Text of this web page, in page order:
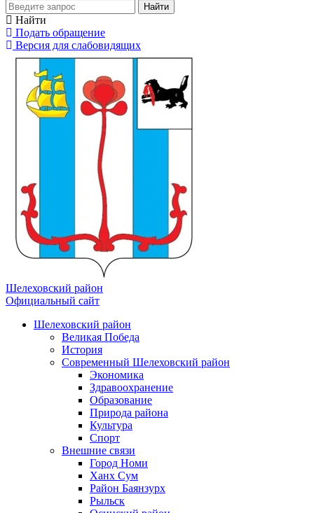
Найти
Найти
Подать обращение
Версия для слабовидящих
Шелеховский район
Официальный сайт
Шелеховский район
Великая Победа
История
Современный Шелеховский район
Экономика
Здравоохранение
Образование
Природа района
Культура
Спорт
Внешние связи
Город Номи
Ханх Сум
Район Баянзурх
Рыльск